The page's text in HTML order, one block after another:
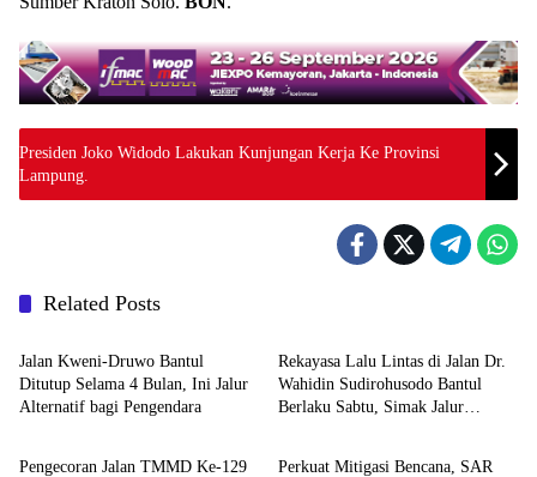
Presiden Joko Widodo Lakukan Kunjungan Kerja Ke Provinsi
Lampung.
Related Posts
Berita
Jalan Kweni-Druwo Bantul
Ditutup Selama 4 Bulan, Ini Jalur
Alternatif bagi Pengendara
Rekayasa Lalu Lintas di Jalan Dr.
Wahidin Sudirohusodo Bantul
Berlaku Sabtu, Simak Jalur
Berita
Pengecoran Jalan TMMD Ke-129
Berita
Perkuat Mitigasi Bencana, SAR